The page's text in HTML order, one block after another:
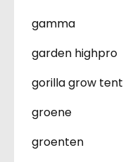
gamma
garden highpro
gorilla grow tent
groene
groenten